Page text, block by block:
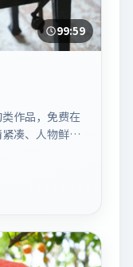
99:59
作品，免费在
凑、人物鲜